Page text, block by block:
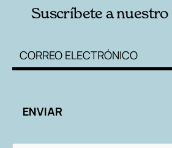
Suscríbete a